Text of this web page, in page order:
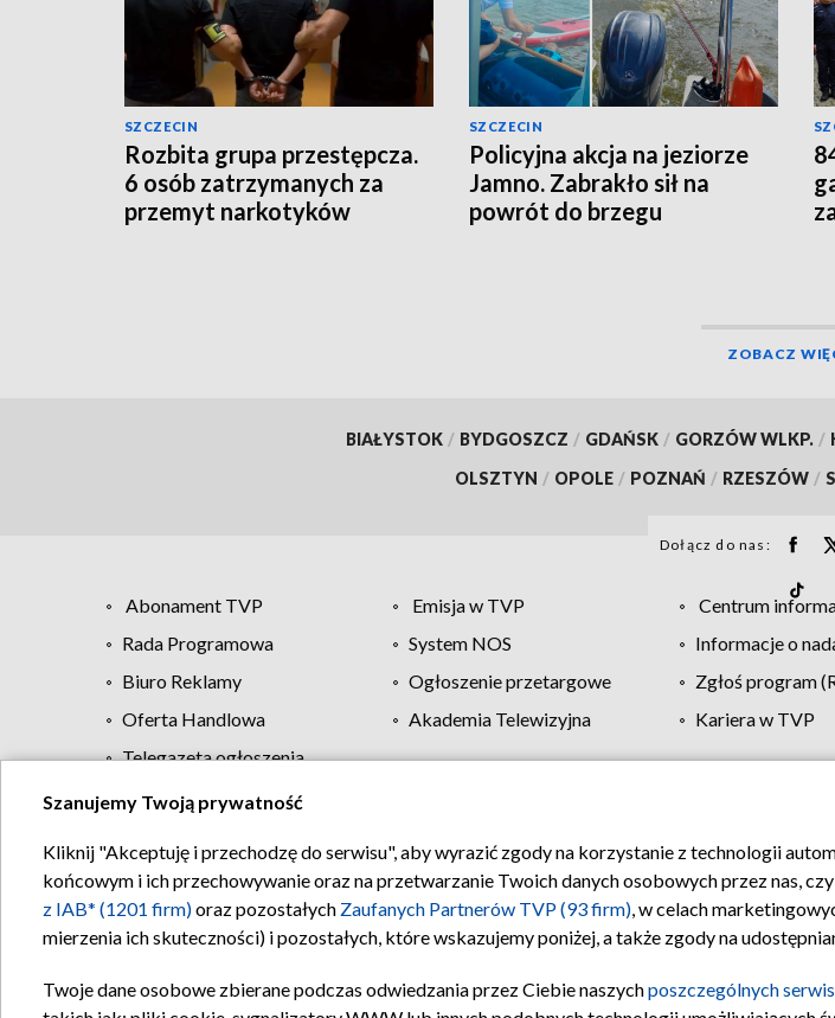
SZCZECIN
Rozbita grupa przestępcza.
6 osób zatrzymanych za
przemyt narkotyków
SZCZECIN
Policyjna akcja na jeziorze
Jamno. Zabrakło sił na
powrót do brzegu
ZOBACZ
BIAŁYSTOK / BYDGOSZCZ / GDAŃSK / GORZÓW WLKP. /
OLSZTYN / OPOLE / POZNAŃ / RZESZÓW /
Dołącz do nas:
Abonament TVP Emisja w TVP Centrum
Rada Programowa
System NOS Informacje o
Biuro Reklamy
Ogłoszenie przetargowe Zgłoś program
Oferta Handlowa
Akademia Telewizyjna Kariera w TVP
Telegazeta ogłoszenia
Regulamin TVP Polityka prywatności Moje
Szanujemy Twoją prywatność
Kliknij "Akceptuję i przechodzę do serwisu", aby wyrazić zgody na korzystanie z technologii
końcowym i ich przechowywanie oraz na przetwarzanie Twoich danych osobowych przez nas,
z IAB* (1201 firm)oraz pozostałych Zaufanych Partnerów TVP (93 firm), w celach
mierzenia ich skuteczności) i pozostałych, które wskazujemy poniżej, a także zgody na
Twoje dane osobowe zbierane podczas odwiedzania przez Ciebie naszychposzczególnych